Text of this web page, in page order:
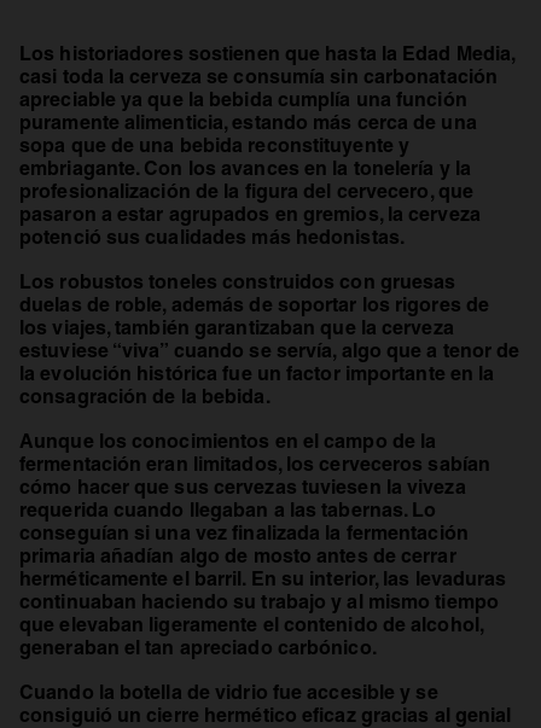
Los historiadores sostienen que hasta la Edad Media,
casi toda la cerveza se consumía sin carbonatación
apreciable ya que la bebida cumplía una función
puramente alimenticia, estando más cerca de una
sopa que de una bebida reconstituyente y
embriagante. Con los avances en la tonelería y la
profesionalización de la figura del cervecero, que
pasaron a estar agrupados en gremios, la cerveza
potenció sus cualidades más hedonistas.
Los robustos toneles construidos con gruesas
duelas de roble, además de soportar los rigores de
los viajes, también garantizaban que la cerveza
estuviese “viva” cuando se servía, algo que a tenor de
la evolución histórica fue un factor importante en la
consagración de la bebida.
Aunque los conocimientos en el campo de la
fermentación eran limitados, los cerveceros sabían
cómo hacer que sus cervezas tuviesen la viveza
requerida cuando llegaban a las tabernas. Lo
conseguían si una vez finalizada la fermentación
primaria añadían algo de mosto antes de cerrar
herméticamente el barril. En su interior, las levaduras
continuaban haciendo su trabajo y al mismo tiempo
que elevaban ligeramente el contenido de alcohol,
generaban el tan apreciado carbónico.
Cuando la botella de vidrio fue accesible y se
consiguió un cierre hermético eficaz gracias al genial